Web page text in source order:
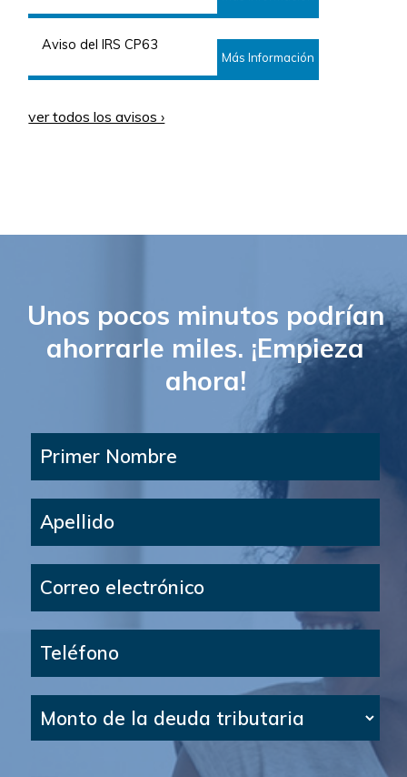
Aviso del IRS CP63
Más Información
ver todos los avisos ›
Unos pocos minutos podrían
ahorrarle miles. ¡Empieza
ahora!
Primer Nombre
Apellido
Correo electrónico
Teléfono
Monto de la deuda tributaria